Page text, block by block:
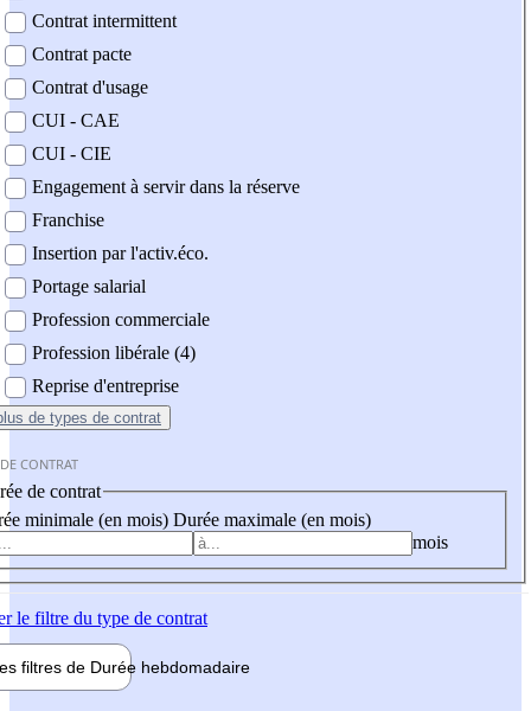
Contrat intermittent
Contrat pacte
Contrat d'usage
CUI - CAE
CUI - CIE
Engagement à servir dans la réserve
Franchise
Insertion par l'activ.éco.
Portage salarial
Profession commerciale
Profession libérale (4)
Reprise d'entreprise
de types de contrat
CONTRAT
de contrat
minimale (en mois) Durée maximale (en mois)
mois
le filtre du type de contrat
filtres de Durée hebdomadaire